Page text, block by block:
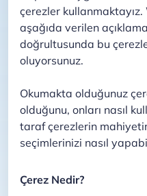
çerezler
aşağıda verilen
doğrultusunda bu
oluyorsunuz.
Okumakta olduğunuz
olduğunu, onları nasıl
taraf çerezlerin
seçimlerinizi nasıl
Çerez Nedir?